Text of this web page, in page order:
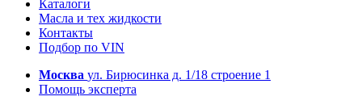
Каталоги
Масла и тех жидкости
Контакты
Подбор по VIN
Москва ул. Бирюсинка д. 1/18 строение 1
Помощь эксперта